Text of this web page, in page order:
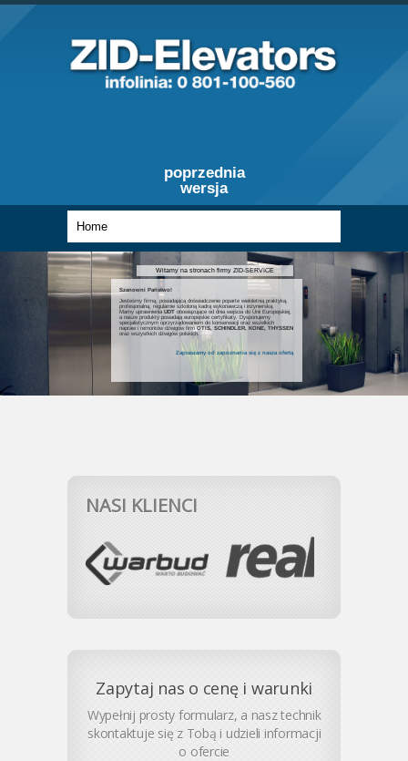
poprzednia
wersja
Witamy na stronach firmy ZID-SERVICE
Szanowni Państwo!
Jesteśmy firmą, posiadającą doświadczenie poparte wieloletnią praktyką,
profesjonalną, regularnie szkoloną kadrą wykonawczą i inżynierską.
Mamy uprawnieniaUDT obowiązujące od dnia wejścia do Unii Europejskiej,
a nasze produkty posiadają europejskie certyfikaty. Dysponujemy
specjalistycznym oprzyrządowaniem do konserwacji oraz wszelkich
napraw i remontów dźwigów firmOTIS, SCHINDLER, KONE, THYSSEN
oraz wszystkich dźwigów polskich.
Zapraszamy od zapoznania się z nasza ofertą
NASI KLIENCI
Zapytaj nas o cenę i warunki
Wypełnij prosty formularz, a nasz technik
skontaktuje się z Tobą i udzieli informacji
o ofercie